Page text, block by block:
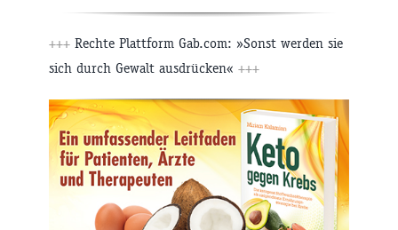
+++ Rechte Plattform Gab.com: »Sonst werden sie
sich durch Gewalt ausdrücken« +++